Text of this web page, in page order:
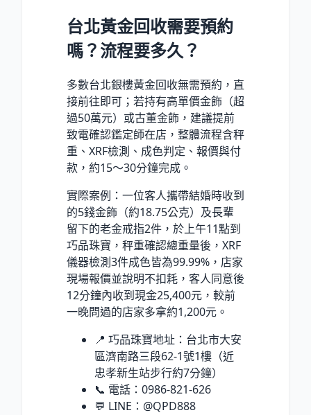
台北黃金回收需要預約
嗎？流程要多久？
多數台北銀樓黃金回收無需預約，直
接前往即可；若持有高單價金飾（超
過50萬元）或古董金飾，建議提前
致電確認鑑定師在店，整體流程含秤
重、XRF檢測、成色判定、報價與付
款，約15～30分鐘完成。
實際案例：一位客人攜帶結婚時收到
的5錢金飾（約18.75公克）及長輩
留下的老金戒指2件，於上午11點到
巧品珠寶，秤重確認總重量後，XRF
儀器檢測3件成色皆為99.99%，店家
現場報價並說明不扣耗，客人同意後
12分鐘內收到現金25,400元，較前
一晚問過的店家多拿約1,200元。
📍 巧品珠寶地址：台北市大安
區濟南路三段62-1號1樓（近
忠孝新生站步行約7分鐘）
📞 電話：0986-821-626
💬 LINE：@QPD888